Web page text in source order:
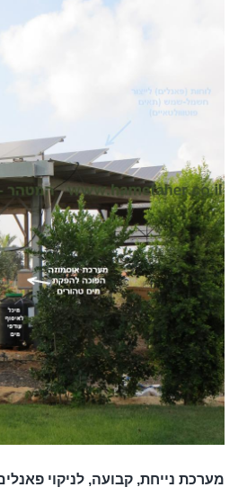
מערכת נייחת, קבועה, לניקוי